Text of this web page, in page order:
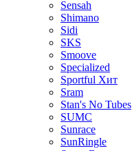
Sensah
Shimano
Sidi
SKS
Smoove
Specialized
Sportful Хит
Sram
Stan's No Tubes
SUMC
Sunrace
SunRingle